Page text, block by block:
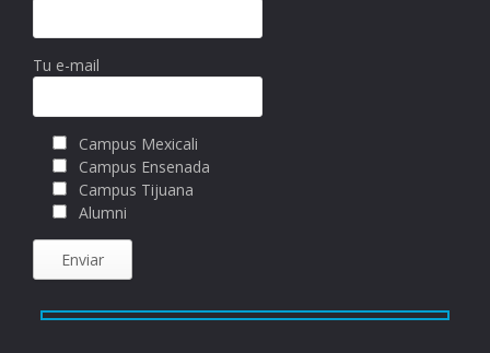
Tu e-mail
Campus Mexicali
Campus Ensenada
Campus Tijuana
Alumni